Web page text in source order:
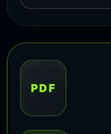
PDF